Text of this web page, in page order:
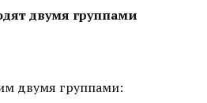
двумя группами
двумя группами: